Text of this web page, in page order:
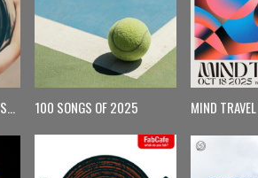
【月曜更新】Monday Spin 100 SONGS OF 2025 MIND TRAVEL